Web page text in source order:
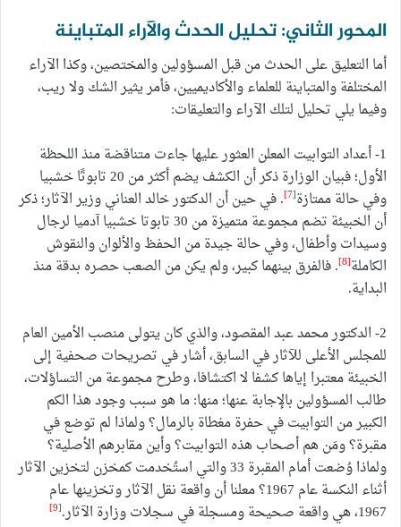
المحور الثاني: تحليل الحدث والآراء المتباينة
أما التعليق على الحدث من قبل المسؤولين والمختصين، وكذا الآراء
المختلفة والمتباينة للعلماء والأكاديميين، فأمر يثير الشك ولا ريب،
وفيما يلي تحليل لتلك الآراء والتعليقات:
1- أعداد التوابيت المعلن العثور عليها جاءت متناقضة منذ اللحظة
الأول؛ فبيان الوزارة ذكر أن الكشف يضم أكثر من 20 تابوتًا خشبيا
وفي حالة ممتازة[7] . في حين أن الدكتور خالد العناني وزير الآثار؛ ذكر
أن الخبيئة تضم مجموعة متميزة من 30 تابوتا خشبيا آدميا لرجال
وسيدات وأطفال، وفي حالة جيدة من الحفظ والألوان والنقوش
الكاملة[8] . فالفرق بينهما كبير، ولم يكن من الصعب حصره بدقة منذ
البداية.
2- الدكتور محمد عبد المقصود، والذي كان يتولى منصب الأمين العام
للمجلس الأعلى للآثار في السابق، أشار في تصريحات صحفية إلى
الخبيئة معتبرا إياها كشفا لا اكتشافا، وطرح مجموعة من التساؤلات،
طالب المسؤولين بالإجابة عنها؛ منها: ما هو سبب وجود هذا الكم
الكبير من التوابيت في حفرة مغطاة بالرمال؟ ولماذا لم توضع في
مقبرة؟ ومَن هم أصحاب هذه التوابيت؟ وأين مقابرهم الأصلية؟
ولماذا وُضعت أمام المقبرة 33 والتي استُخدمت كمخزن لتخزين الآثار
أثناء النكسة عام 1967؟ معلنا أن واقعة نقل الآثار وتخزينها عام
1967، هي واقعة صحيحة ومسجلة في سجلات وزارة الآثار.
[9]